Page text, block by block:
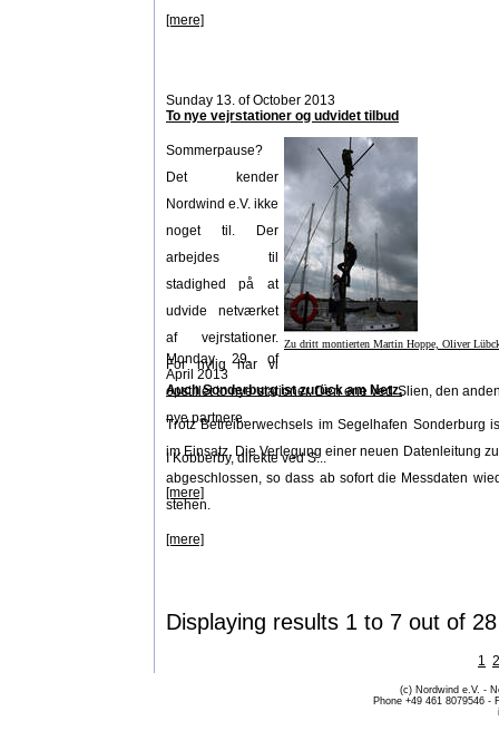
[mere]
Sunday 13. of October 2013
To nye vejrstationer og udvidet tilbud
Zu dritt montierten Martin Hoppe, Oliver
Sommerpause?
Det kender
Nordwind e.V. ikke
noget til. Der
arbejdes til
stadighed på at
udvide netværket
af vejrstationer.
For nylig har vi
opstillet to nye stationer. Den ene ved Slien, den
nye partnere.
I Kobberby, direkte ved S...
[mere]
Monday 29. of
April 2013
Auch Sonderburg ist zurück am Netz.
Trotz Betreiberwechsels im Segelhafen Sonderburg
im Einsatz. Die Verlegung einer neuen Datenleitung
abgeschlossen, so dass ab sofort die Messdaten
stehen.
[mere]
Displaying results 1 to 7 out of 28
1 2
(c) Nordwind e.V. -
Phone +49 461 8079546 -